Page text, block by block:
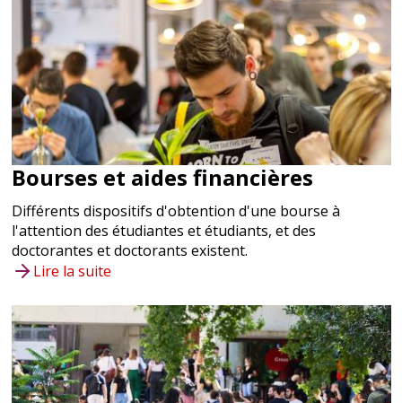
Versailles Rive Droite - Ligne L
RER C Versailles Château Rive
gauche Voir
Restaurant CROUS
Bibliothèque
Résidence étudiante
Cachan
Cachan
Bus 184, 187
RER B Arcueil-Cachan
Equipements sportifs
Saclay Corbeville
Bourses et aides financières
Différents dispositifs d'obtention d'une bourse à
l'attention des étudiantes et étudiants, et des
doctorantes et doctorants existent.
Lire la suite